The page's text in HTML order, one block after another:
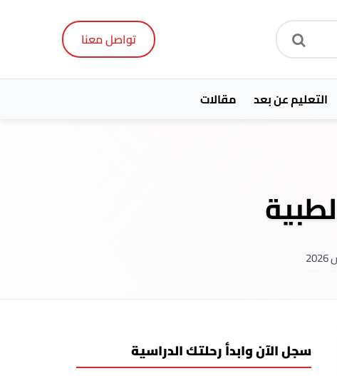
تواصل معنا
التعليم عن بعد مقالات
سجل الآن وابدأ رحلتك الدراسية